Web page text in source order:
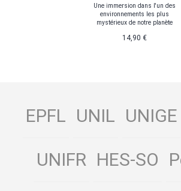
Une immersion dans l'un des
environnements les plus
mystérieux de notre planète
14,90 €
EPFL UNIL UNIGE
UNIFR HES-SO